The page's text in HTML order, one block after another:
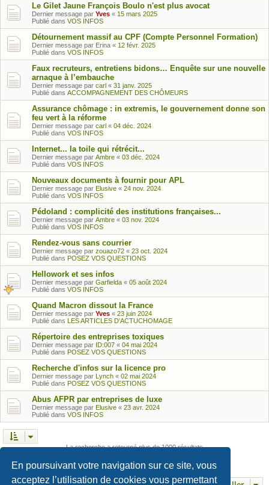
En poursuivant votre navigation sur ce site, vous
acceptez l’utilisation de cookies vous permettant
Le Gilet Jaune François Boulo n'est plus avocat
Dernier message par Yves « 15 mars 2025
Publié dans VOS INFOS
Détournement massif au CPF (Compte Personnel Formation)
Dernier message par Erina « 12 févr. 2025
Publié dans VOS INFOS
Faux recruteurs, entretiens bidons… Enquête sur une nouvelle
arnaque à l’embauche
Dernier message par carl « 31 janv. 2025
Publié dans ACCOMPAGNEMENT DES CHÔMEURS
Assurance chômage : in extremis, le gouvernement donne son
feu vert à la réforme
Dernier message par carl « 04 déc. 2024
Publié dans VOS INFOS
Internet... la toile qui rétrécit...
Dernier message par Ambre « 03 déc. 2024
Publié dans VOS INFOS
Nouveaux documents à fournir pour APL
Dernier message par Elusive « 24 nov. 2024
Publié dans VOS INFOS
Pédoland : complicité des institutions françaises...
Dernier message par Ambre « 03 nov. 2024
Publié dans VOS INFOS
Rendez-vous sans courrier
Dernier message par zouazo72 « 23 oct. 2024
Publié dans POSEZ VOS QUESTIONS
Hellowork et ses infos
Dernier message par Garfielda « 05 août 2024
Publié dans VOS INFOS
Quand Macron dissout la France
Dernier message par Yves « 23 juin 2024
Publié dans LES ARTICLES D'ACTUCHOMAGE
Répertoire des entreprises toxiques
Dernier message par ID:007 « 04 mai 2024
Publié dans POSEZ VOS QUESTIONS
Recherche d'infos sur la licence pro
Dernier message par Lynch « 02 mai 2024
Publié dans POSEZ VOS QUESTIONS
Abus AFPR par entreprises de luxe
Dernier message par Elusive « 23 avr. 2024
Publié dans VOS INFOS
La recherche a retourné plus de 1000 résultats
Page sur 25
Suivant